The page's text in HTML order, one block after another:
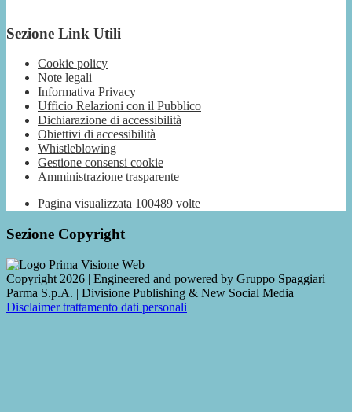
Sezione Link Utili
Cookie policy
Note legali
Informativa Privacy
Ufficio Relazioni con il Pubblico
Dichiarazione di accessibilità
Obiettivi di accessibilità
Whistleblowing
Gestione consensi cookie
Amministrazione trasparente
Pagina visualizzata 100489 volte
Sezione Copyright
Copyright 2026 | Engineered and powered by Gruppo Spaggiari
Parma S.p.A. | Divisione Publishing & New Social Media
Disclaimer trattamento dati personali